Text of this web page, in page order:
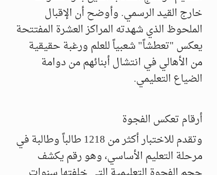
خارج القيد الرسمي. وأوضح أن الإقبال
الملحوظ الذي شهدته المراكز العشرة المفتتحة
يعكس "تعطشاً" شعبياً للعلم ورغبة حقيقية
من الأهالي في انتشال أبنائهم من دوامة
الضياع التعليمي.
أرقام تعكس الفجوة
وتقدم للاختبار أكثر من 1218 طالباً وطالبة في
مرحلة التعليم الأساسي، وهو رقم يكشف